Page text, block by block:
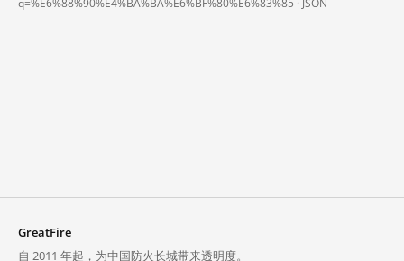
q=%E6%88%90%E4%BA%BA%E6%BF%80%E6%83%85 · JSON
GreatFire
自 2011 年起，为中国防火长城带来透明度。